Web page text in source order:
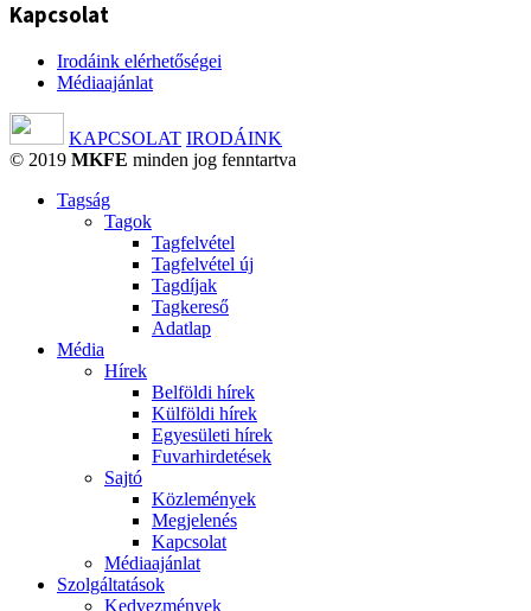
Kapcsolat
Irodáink elérhetőségei
Médiaajánlat
KAPCSOLAT IRODÁINK
© 2019 MKFE minden jog fenntartva
Tagság
Tagok
Tagfelvétel
Tagfelvétel új
Tagdíjak
Tagkereső
Adatlap
Média
Hírek
Belföldi hírek
Külföldi hírek
Egyesületi hírek
Fuvarhirdetések
Sajtó
Közlemények
Megjelenés
Kapcsolat
Médiaajánlat
Szolgáltatások
Kedvezmények